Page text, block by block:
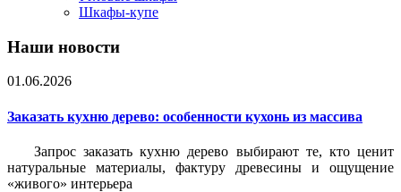
Шкафы-купе
Наши новости
01.06.2026
Заказать кухню дерево: особенности кухонь из массива
Запрос заказать кухню дерево выбирают те, кто ценит
натуральные материалы, фактуру древесины и ощущение
«живого» интерьера